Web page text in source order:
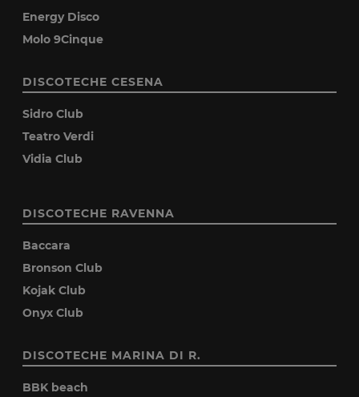
Energy Disco
Molo 9Cinque
DISCOTECHE CESENA
Sidro Club
Teatro Verdi
Vidia Club
DISCOTECHE RAVENNA
Baccara
Bronson Club
Kojak Club
Onyx Club
DISCOTECHE MARINA DI R.
BBK beach